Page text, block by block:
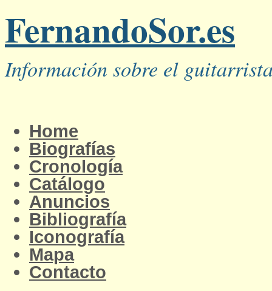
FernandoSor.es
Información sobre el
Home
Biografías
Cronología
Catálogo
Anuncios
Bibliografía
Iconografía
Mapa
Contacto